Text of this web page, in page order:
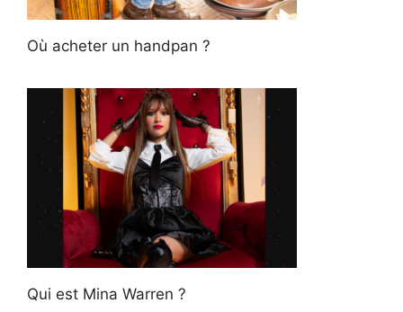
Où acheter un handpan ?
Qui est Mina Warren ?